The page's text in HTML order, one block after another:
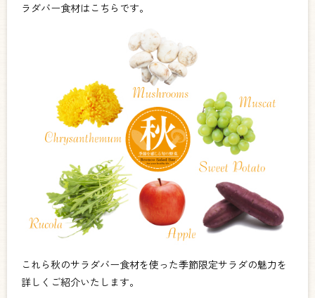
ラダバー食材はこちらです。
これら秋のサラダバー食材を使った季節限定サラダの魅力を
詳しくご紹介いたします。